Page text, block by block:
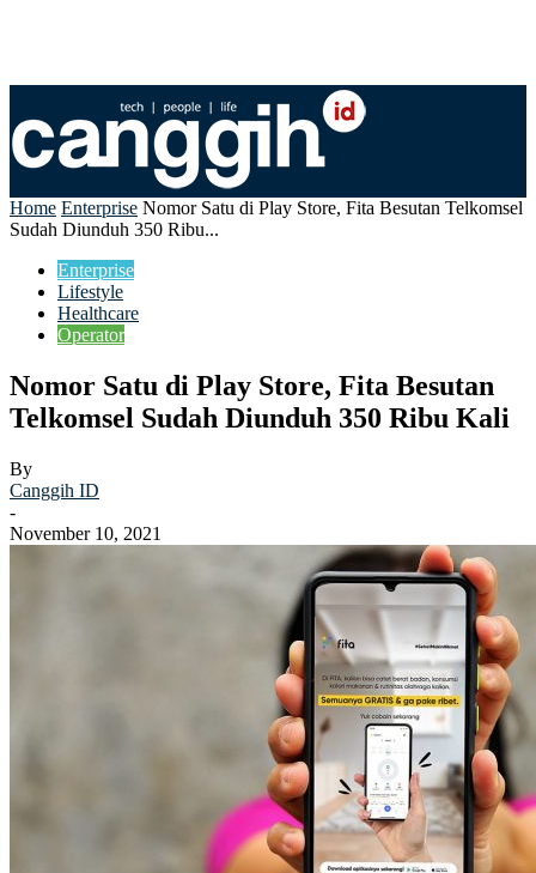
Home Enterprise Nomor Satu di Play Store, Fita Besutan Telkomsel
Sudah Diunduh 350 Ribu...
Enterprise
Lifestyle
Healthcare
Operator
Nomor Satu di Play Store, Fita Besutan
Telkomsel Sudah Diunduh 350 Ribu Kali
By
Canggih ID
-
November 10, 2021